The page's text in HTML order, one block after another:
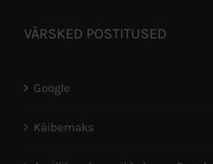
VÄRSKED POSTITUSED
Google
Käibemaks